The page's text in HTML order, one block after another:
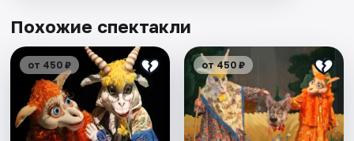
Похожие спектакли
от 450 ₽ от 450 ₽